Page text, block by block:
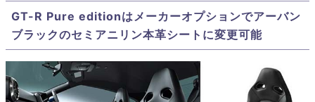
GT-R Pure editionはメーカーオプションでアーバン
ブラックのセミアニリン本革シートに変更可能